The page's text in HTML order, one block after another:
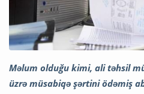
Məlum olduğu kimi, ali təhsil
üzrə müsabiqə şərtini ödəmiş